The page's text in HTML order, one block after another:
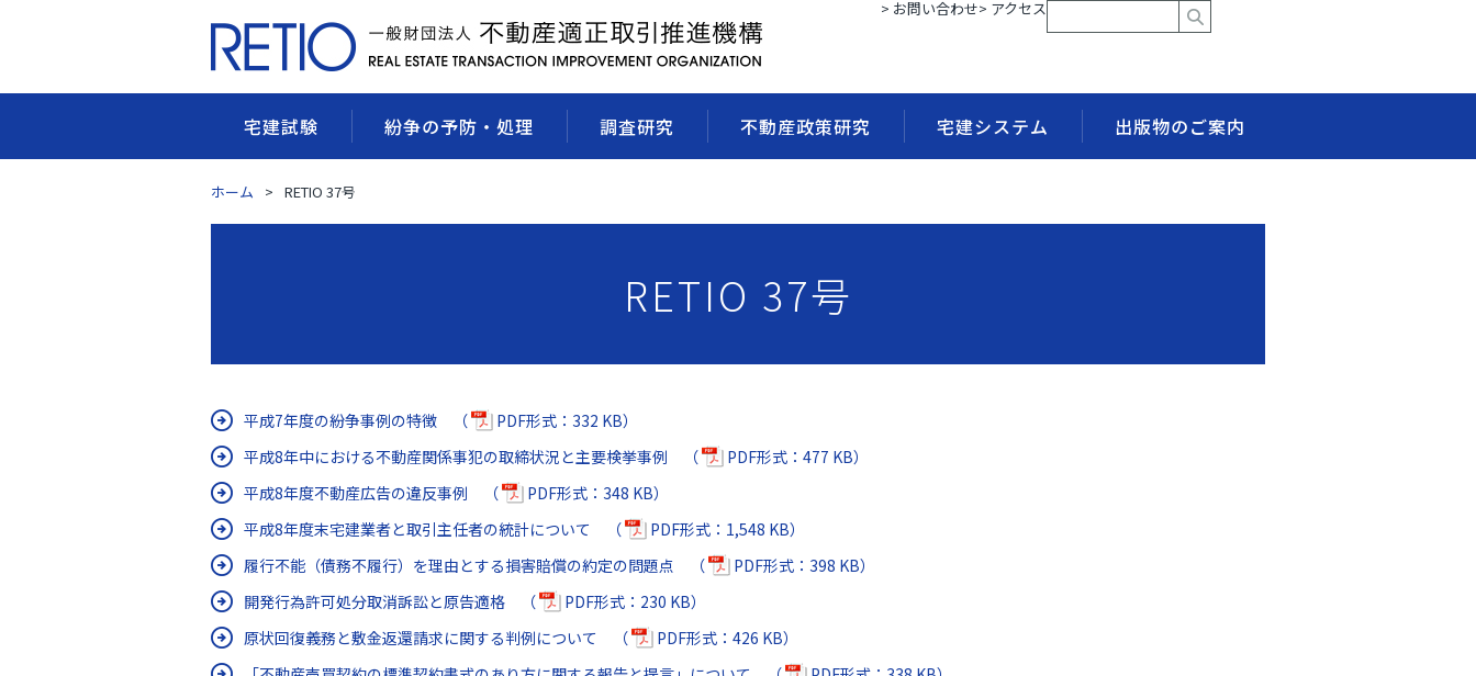
> お問い合わせ> アクセス
宅建試験 紛争の予防・処理 調査研究 不動産政策研究 宅建システム 出版物のご案内
ホーム RETIO 37号
RETIO 37号
平成7年度の紛争事例の特徴 （
PDF形式：332 KB）
平成8年中における不動産関係事犯の取締状況と主要検挙事例 （
PDF形式：477 KB）
平成8年度不動産広告の違反事例 （
PDF形式：348 KB）
平成8年度末宅建業者と取引主任者の統計について （
PDF形式：1,548 KB）
履行不能（債務不履行）を理由とする損害賠償の約定の問題点 （
PDF形式：398 KB）
開発行為許可処分取消訴訟と原告適格 （
PDF形式：230 KB）
原状回復義務と敷金返還請求に関する判例について （
PDF形式：426 KB）